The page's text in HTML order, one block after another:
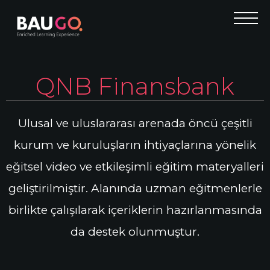
QNB Finansbank
Ulusal ve uluslararası arenada öncü çeşitli
kurum ve kuruluşların ihtiyaçlarına yönelik
eğitsel video ve etkileşimli eğitim materyalleri
geliştirilmiştir. Alanında uzman eğitmenlerle
birlikte çalışılarak içeriklerin hazırlanmasında
da destek olunmuştur.